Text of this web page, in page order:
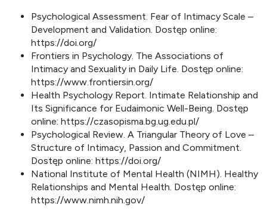
Psychological Assessment. Fear of Intimacy Scale –
Development and Validation. Dostęp online:
https://doi.org/
Frontiers in Psychology. The Associations of
Intimacy and Sexuality in Daily Life. Dostęp online:
https://www.frontiersin.org/
Health Psychology Report. Intimate Relationship and
Its Significance for Eudaimonic Well-Being. Dostęp
online: https://czasopisma.bg.ug.edu.pl/
Psychological Review. A Triangular Theory of Love –
Structure of Intimacy, Passion and Commitment.
Dostęp online: https://doi.org/
National Institute of Mental Health (NIMH). Healthy
Relationships and Mental Health. Dostęp online:
https://www.nimh.nih.gov/